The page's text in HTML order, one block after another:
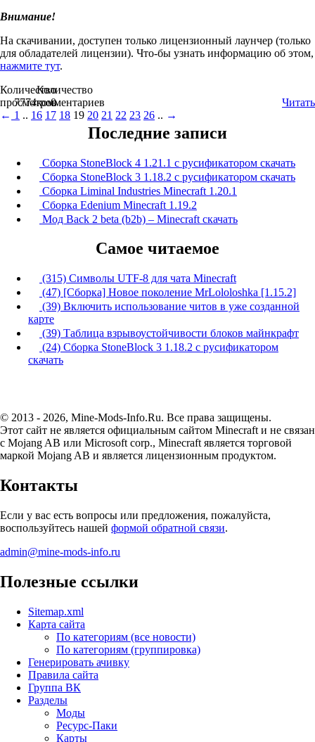
Внимание!
На скачивании, доступен только лицензионный лаунчер (только
для обладателей лицензии). Что-бы узнать информацию об этом,
нажмите тут.
Количество
просмотров
7774
Количество
комментариев
0
Читать
← 1 .. 16 17 18 19 20 21 22 23 26 .. →
Последние записи
Сборка StoneBlock 4 1.21.1 с русификатором скачать
Сборка StoneBlock 3 1.18.2 с русификатором скачать
Сборка Liminal Industries Minecraft 1.20.1
Сборка Edenium Minecraft 1.19.2
Мод Back 2 beta (b2b) – Minecraft скачать
Самое читаемое
(315) Символы UTF-8 для чата Minecraft
(47) [Сборка] Новое поколение MrLololoshka [1.15.2]
(39) Включить использование читов в уже созданной
карте
(39) Таблица взрывоустойчивости блоков майнкрафт
(24) Сборка StoneBlock 3 1.18.2 с русификатором
скачать
© 2013 - 2026, Mine-Mods-Info.Ru. Все права защищены.
Этот сайт не является официальным сайтом Minecraft и не связан
с Mojang AB или Microsoft corp., Minecraft является торговой
маркой Mojang AB и является лицензионным продуктом.
Контакты
Если у вас есть вопросы или предложения, пожалуйста,
воспользуйтесь нашей формой обратной связи.
admin@mine-mods-info.ru
Полезные ссылки
Sitemap.xml
Карта сайта
По категориям (все новости)
По категориям (группировка)
Генерировать ачивку
Правила сайта
Группа ВК
Разделы
Моды
Ресурс-Паки
Карты